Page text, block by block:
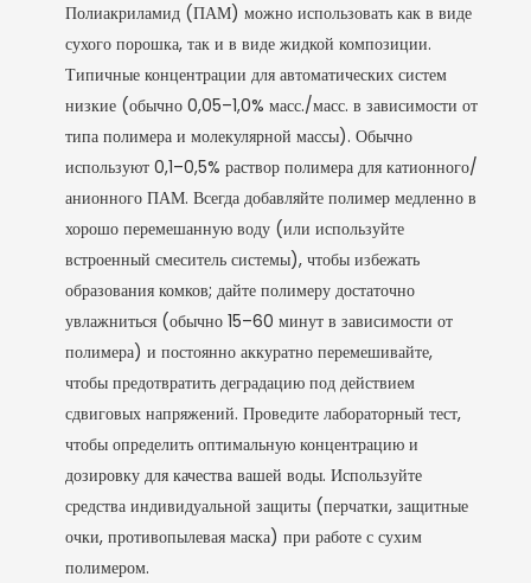
Полиакриламид (ПАМ) можно использовать как в виде
сухого порошка, так и в виде жидкой композиции.
Типичные концентрации для автоматических систем
низкие (обычно 0,05–1,0% масс./масс. в зависимости от
типа полимера и молекулярной массы). Обычно
используют 0,1–0,5% раствор полимера для катионного/
анионного ПАМ. Всегда добавляйте полимер медленно в
хорошо перемешанную воду (или используйте
встроенный смеситель системы), чтобы избежать
образования комков; дайте полимеру достаточно
увлажниться (обычно 15–60 минут в зависимости от
полимера) и постоянно аккуратно перемешивайте,
чтобы предотвратить деградацию под действием
сдвиговых напряжений. Проведите лабораторный тест,
чтобы определить оптимальную концентрацию и
дозировку для качества вашей воды. Используйте
средства индивидуальной защиты (перчатки, защитные
очки, противопылевая маска) при работе с сухим
полимером.